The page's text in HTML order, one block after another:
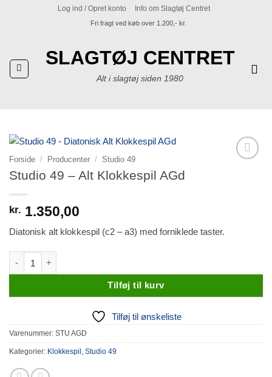
Log ind / Opret konto Info om Slagtøj Centret
Fri fragt ved køb over 1.200,- kr.
SLAGTØJ CENTRET
Alt i slagtøj siden 1980
Forside / Producenter / Studio 49
Studio 49 – Alt Klokkespil AGd
kr. 1.350,00
Diatonisk alt klokkespil (c2 – a3) med forniklede taster.
Tilføj til kurv
Tilføj til ønskeliste
Varenummer: STU AGD
Kategorier: Klokkespil Studio 49